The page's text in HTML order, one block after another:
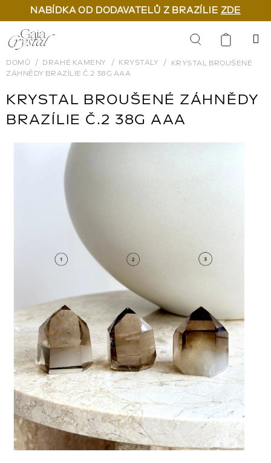
NABÍDKA OD DODAVATELŮ Z BRAZÍLIE ZDE
Přejít
na
obsah
Hledat
DOMŮ DRAHÉ KAMENY KRYSTALY
KRYSTAL BROUŠENÉ
ZÁHNĚDY BRAZÍLIE Č.2 38G AAA
KRYSTAL BROUŠENÉ ZÁHNĚDY
BRAZÍLIE Č.2 38G AAA